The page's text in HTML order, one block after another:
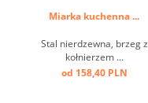
Miarka kuchenna ...
Stal nierdzewna, brzeg z
kołnierzem ...
od 158,40 PLN